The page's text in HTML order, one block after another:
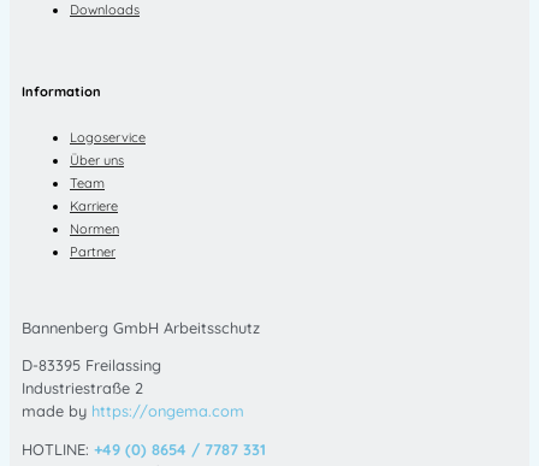
Downloads
Information
Logoservice
Über uns
Team
Karriere
Normen
Partner
Bannenberg GmbH Arbeitsschutz
D-83395 Freilassing
Industriestraße 2
made by https://ongema.com
HOTLINE: +49 (0) 8654 / 7787 331